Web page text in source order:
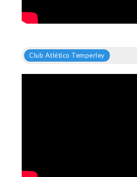
Club Atlético Temperley